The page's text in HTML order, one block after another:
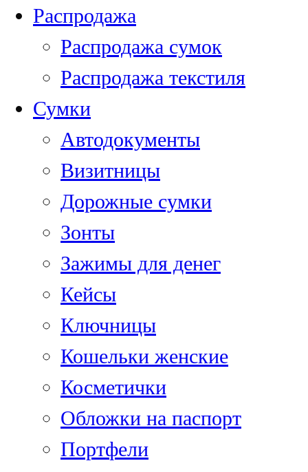
Распродажа
Распродажа сумок
Распродажа текстиля
Сумки
Автодокументы
Визитницы
Дорожные сумки
Зонты
Зажимы для денег
Кейсы
Ключницы
Кошельки женские
Косметички
Обложки на паспорт
Портфели